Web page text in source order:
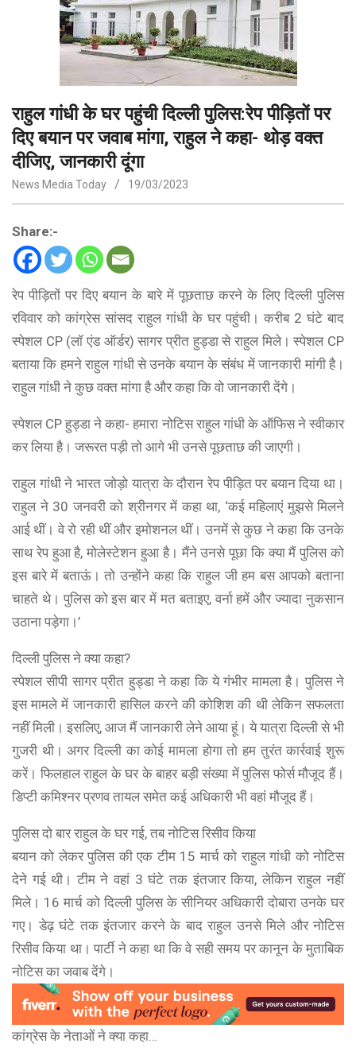
राहुल गांधी के घर पहुंची दिल्ली पुलिस:रेप पीड़ितों पर
दिए बयान पर जवाब मांगा, राहुल ने कहा- थोड़ वक्त
दीजिए, जानकारी दूंगा
News Media Today 19/03/2023
Share:-
रेप पीड़ितों पर दिए बयान के बारे में पूछताछ करने के लिए दिल्ली पुलिस
रविवार को कांग्रेस सांसद राहुल गांधी के घर पहुंची। करीब 2 घंटे बाद
स्पेशल CP (लॉ एंड ऑर्डर) सागर प्रीत हुड्डा से राहुल मिले। स्पेशल CP
बताया कि हमने राहुल गांधी से उनके बयान के संंबंध में जानकारी मांगी है।
राहुल गांधी ने कुछ वक्त मांगा है और कहा कि वो जानकारी देंगे।
स्पेशल CP हुड्डा ने कहा- हमारा नोटिस राहुल गांधी के ऑफिस ने स्वीकार
कर लिया है। जरूरत पड़ी तो आगे भी उनसे पूछताछ की जाएगी।
राहुल गांधी ने भारत जोड़ो यात्रा के दौरान रेप पीड़ित पर बयान दिया था।
राहुल ने 30 जनवरी को श्रीनगर में कहा था, ‘कई महिलाएं मुझसे मिलने
आई थीं। वे रो रही थीं और इमोशनल थीं। उनमें से कुछ ने कहा कि उनके
साथ रेप हुआ है, मोलेस्टेशन हुआ है। मैंने उनसे पूछा कि क्या मैं पुलिस को
इस बारे में बताऊं। तो उन्होंने कहा कि राहुल जी हम बस आपको बताना
चाहते थे। पुलिस को इस बार में मत बताइए, वर्ना हमें और ज्यादा नुकसान
उठाना पड़ेगा।’
दिल्ली पुलिस ने क्या कहा?
स्पेशल सीपी सागर प्रीत हुड्डा ने कहा कि ये गंभीर मामला है। पुलिस ने
इस मामले में जानकारी हासिल करने की कोशिश की थी लेकिन सफलता
नहीं मिली। इसलिए, आज मैं जानकारी लेने आया हूं। ये यात्रा दिल्ली से भी
गुजरी थी। अगर दिल्ली का कोई मामला होगा तो हम तुरंत कार्रवाई शुरू
करें। फिलहाल राहुल के घर के बाहर बड़ी संख्या में पुलिस फोर्स मौजूद हैं।
डिप्टी कमिश्नर प्रणव तायल समेत कई अधिकारी भी वहां मौजूद हैं।
पुलिस दो बार राहुल के घर गई, तब नोटिस रिसीव किया
बयान को लेकर पुलिस की एक टीम 15 मार्च को राहुल गांधी को नोटिस
देने गई थी। टीम ने वहां 3 घंटे तक इंतजार किया, लेकिन राहुल नहीं
मिले। 16 मार्च को दिल्ली पुलिस के सीनियर अधिकारी दोबारा उनके घर
गए। डेढ़ घंटे तक इंतजार करने के बाद राहुल उनसे मिले और नोटिस
रिसीव किया था। पार्टी ने कहा था कि वे सही समय पर कानून के मुताबिक
नोटिस का जवाब देंगे।
कांग्रेस के नेताओं ने क्या कहा…